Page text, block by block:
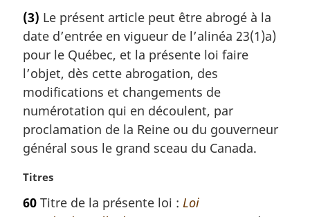
n
a
e
:
e
d
e
f
i
n
d
e
g
t
e
m
a
g
i
n
a
l
e
(3) Le présent article peut être abrogé à la
date d’entrée en vigueur de l’alinéa 23(1)a)
pour le Québec, et la présente loi faire
l’objet, dès cette abrogation, des
modifications et changements de
numérotation qui en découlent, par
proclamation de la Reine ou du gouverneur
général sous le grand sceau du Canada.
N
t
Titres
60 Titre de la présente loi : Loi